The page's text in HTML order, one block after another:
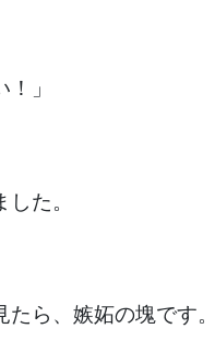
」
た。
ら、嫉妬の塊です。